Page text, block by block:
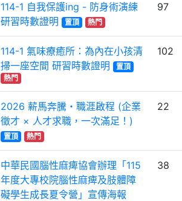
114-1 自我保護ing - 防身術演練
研習時數證明
置頂 熱門
97
114-1 氣味療癒所：為內在小孩清
掃一座空間 研習時數證明
置頂
熱門
102
2026 薪馬奔騰・職涯啟程 (企業
徵才 × 人才求職，一次滿足！)
置頂 熱門
22
中華民國腦性麻痺協會辦理「115
年度大專校院腦性麻痺及肢體障
礙學生成長夏令營」宣傳海報
38